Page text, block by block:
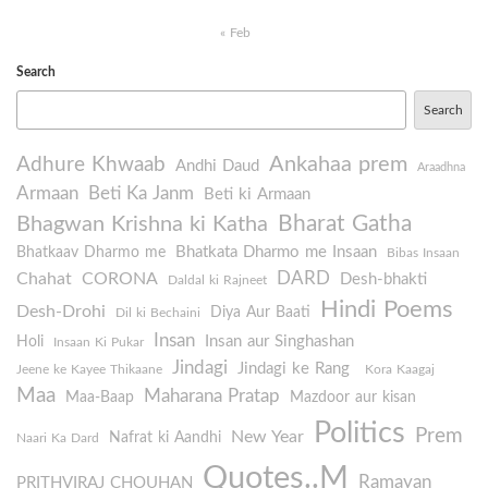
« Feb
Search
Search
Adhure Khwaab Andhi Daud Ankahaa prem Araadhna
Armaan Beti Ka Janm Beti ki Armaan
Bhagwan Krishna ki Katha Bharat Gatha
Bhatkaav Dharmo me Bhatkata Dharmo me Insaan Bibas Insaan
Chahat CORONA Daldal ki Rajneet DARD Desh-bhakti
Desh-Drohi Dil ki Bechaini Diya Aur Baati Hindi Poems
Holi Insaan Ki Pukar Insan Insan aur Singhashan
Jeene ke Kayee Thikaane Jindagi Jindagi ke Rang Kora Kaagaj
Maa Maa-Baap Maharana Pratap Mazdoor aur kisan
Naari Ka Dard Nafrat ki Aandhi New Year Politics Prem
PRITHVIRAJ CHOUHAN Quotes..M Ramayan